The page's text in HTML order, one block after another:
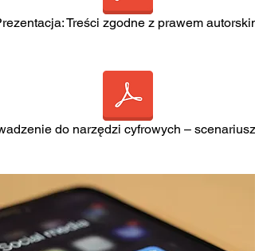
Treści zgodne z prawem autorskim
do narzędzi cyfrowych – scenariusz